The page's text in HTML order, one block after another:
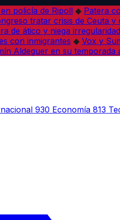
policía de Ripoll ◆ Patera
tratar crisis de Ceuta
de ático y niega
con inmigrantes ◆ Vox y
Aldeguer en su temporada
930 Economía 813